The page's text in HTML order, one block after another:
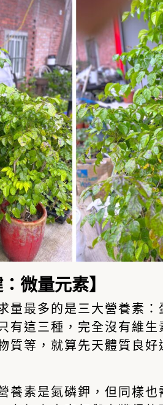
微量元素】
量最多的是三大營養素：
有這三種，完全沒有維
質等，就算先天體質良
養素是氮磷鉀，但同樣也